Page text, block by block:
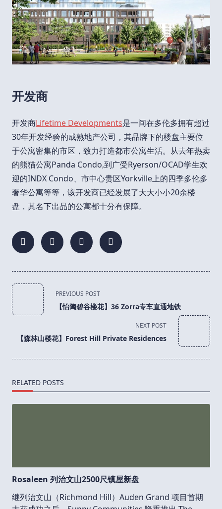
开发商
开发商Lifetime Developments是一间在多伦多拥有超过
30年开发经验的成熟地产公司，其品牌下的楼盘主要位
于公寓密集的市区，致力打造都市公寓生活。从去年热卖
的熊猫公寓Panda Condo,到广受Ryerson/OCAD学生欢
迎的INDX Condo、市中心贵区Yorkville上的四季多伦多
奢华公寓等等，该开发商已经发展了大大小小20余楼
盘，其名下出品的公寓都十分有保障。
<span
class="nav-
subtitle
reader-
PREVIOUS POST
【怡陶碧谷楼花】36 Zorra专车直通地铁
NEXT POST
【森林山楼花】Forest Hill Private Residences
RELATED POSTS
Rosaleen 列治文山2500尺镇屋新盘
继列治文山（Richmond Hill）Auden Grand 项目首期